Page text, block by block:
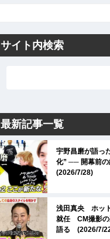
サイト内検索
最新記事一覧
宇野昌磨が語っ
化” ── 開幕前
(2026/7/28)
浅田真央 ホッ
就任 CM撮影の
語る (2026/7/